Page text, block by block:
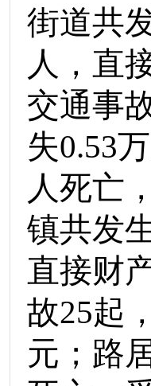
街道共
人，直
交通事
失0.53
人死亡
镇共发
直接财
故25起，
元 ； 路